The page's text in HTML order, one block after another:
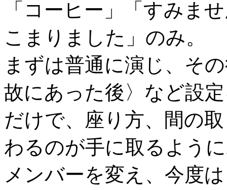
「コーヒー」「すみま
こまりました」のみ。
まずは普通に演じ、そ
故にあった後〉など設
だけで、座り方、間の
わるのが手に取るよう
メンバーを変え、今度